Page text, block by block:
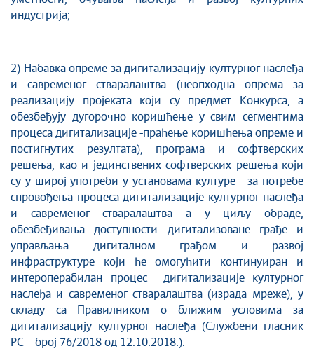
индустрија;
2) Набавка опреме за дигитализацију културног наслеђа
и савременог стваралаштва (неопходна опрема за
реализацију пројеката који су предмет Конкурса, а
обезбеђују дугорочно коришћење у свим сегментима
процеса дигитализације -праћење коришћења опреме и
постигнутих резултата), програма и софтверских
решења, као и јединствених софтверских решења који
су у широј употреби у установама културе за потребе
спровођења процеса дигитализације културног наслеђа
и савременог стваралаштва а у циљу обраде,
обезбеђивања доступности дигитализоване грађе и
управљања дигиталном грађом и развој
инфраструктуре који ће омогућити континуиран и
интероперабилан процес дигитализације културног
наслеђа и савременог стваралаштва (израда мреже), у
складу са Правилником о ближим условима за
дигитализацију културног наслеђа (Службени гласник
РС – број 76/2018 од 12.10.2018.).